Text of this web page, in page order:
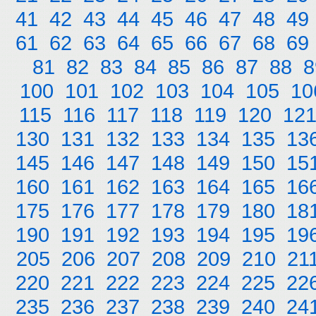
41 42 43 44 45 46 47 48 49
61 62 63 64 65 66 67 68 69
81 82 83 84 85 86 87 88
100 101 102 103 104 105
115 116 117 118 119 120 121
130 131 132 133 134 135
145 146 147 148 149 150
160 161 162 163 164 165
175 176 177 178 179 180
190 191 192 193 194 195
205 206 207 208 209 210
220 221 222 223 224 225
235 236 237 238 239 240